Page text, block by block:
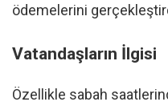
ödemelerini
Vatandaşların İlgisi
Özellikle sabah